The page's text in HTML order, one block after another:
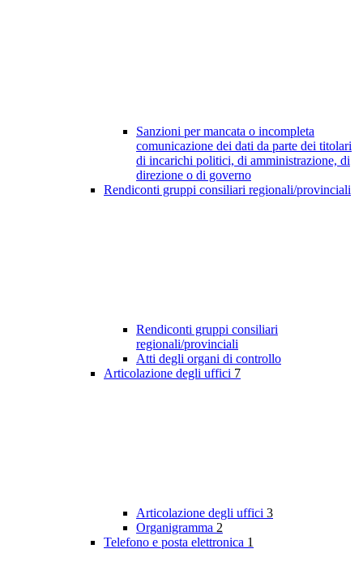
Sanzioni per mancata o incompleta
comunicazione dei dati da parte dei titolari
di incarichi politici, di amministrazione, di
direzione o di governo
Rendiconti gruppi consiliari regionali/provinciali
Rendiconti gruppi consiliari
regionali/provinciali
Atti degli organi di controllo
Articolazione degli uffici 7
Articolazione degli uffici 3
Organigramma 2
Telefono e posta elettronica 1